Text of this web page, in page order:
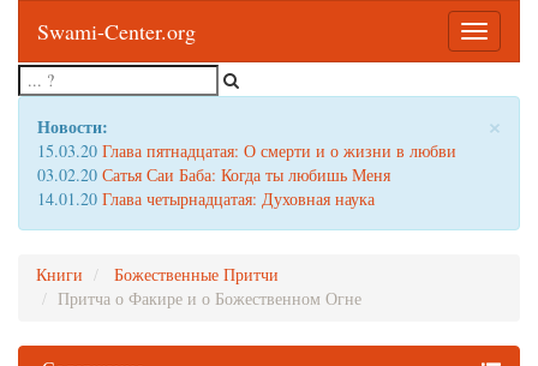
Toggle
Swami-Center.org
×
Новости:
15.03.20 Глава пятнадцатая: О смерти и о жизни в любви
03.02.20 Сатья Саи Баба: Когда ты любишь Меня
14.01.20 Глава четырнадцатая: Духовная наука
Книги
Божественные Притчи
Притча о Факире и о Божественном Огне